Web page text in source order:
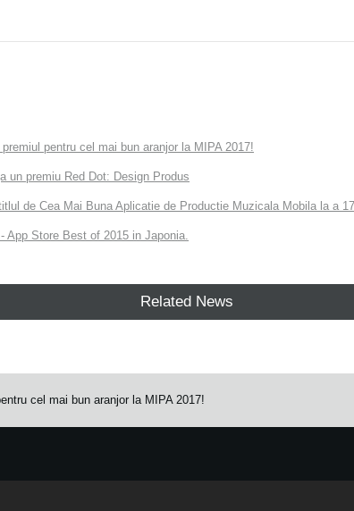
pentru cel mai bun aranjor la MIPA 2017!
un premiu Red Dot: Design Produs
de Cea Mai Buna Aplicatie de Productie Muzicala Mobila la a
App Store Best of 2015 in Japonia.
Related News
cel mai bun aranjor la MIPA 2017!